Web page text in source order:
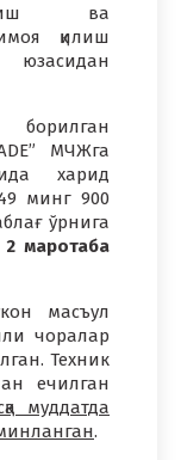
ва
қилиш
МЧЖга
харид
минг 900
ўрнига
маротаба
масъул
чоралар
Техник
ечилган
муддатда
.